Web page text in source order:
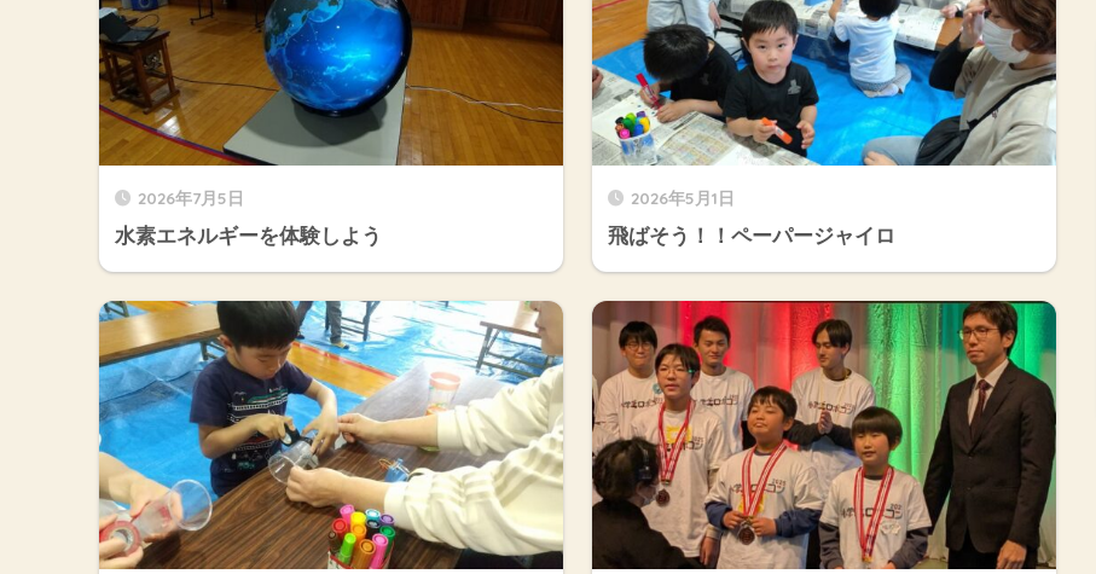
2026年7月5日
水素エネルギーを体験しよう
2026年5月1日
飛ばそう！！ペーパージャイロ